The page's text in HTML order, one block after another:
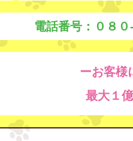
電話番号：０８
ーお客様
最大１